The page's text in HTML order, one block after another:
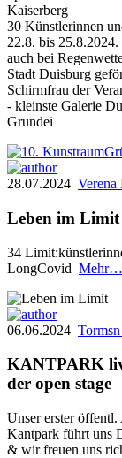
Kaiserberg
30 Künstlerinnen
22.8. bis
auch bei
Stadt Duisburg
Schirmfrau der
- kleinste Galerie
Grundei
28.07.2024 Verena
Leben im Limit
34
LongCovid Mehr…
06.06.2024
KANTPARK
der open stage
Unser erster
Kantpark führt uns
& wir freuen uns